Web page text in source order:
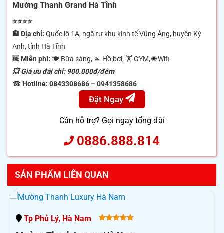
Mường Thanh Grand Hà Tĩnh
⭐⭐⭐⭐
🏨 Địa chỉ: Quốc lộ 1A, ngã tư khu kinh tế Vũng Áng, huyện Kỳ
Anh, tỉnh Hà Tĩnh
🆓 Miễn phí: 🍽 Bữa sáng, 🏊 Hồ bơi, 🏋️ GYM, 🌐 Wifi
💥 Giá ưu đãi chỉ: 900.000đ/đêm
☎ Hotline: 0843308686 – 0941358686
Đặt Ngay
Cần hỗ trợ? Gọi ngay tổng đài
0886.888.814
SẢN PHẨM LIÊN QUAN
Tp Phủ Lý, Hà Nam